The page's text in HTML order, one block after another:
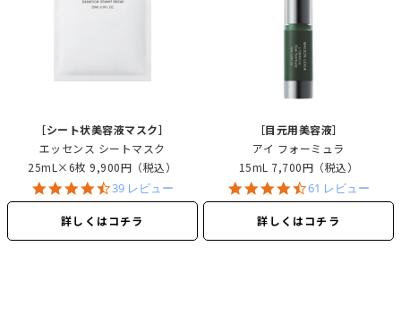
［シート状美容液マスク］
エッセンス シートマスク
25mL×6枚9,900円（税込）
4.6
star
rating
39 レビュー
詳しくはコチラ
［目元用美容液］
アイ フォーミュラ
15mL 7,700円（税込）
4.5
star
rating
61 レビュー
詳しくはコチラ